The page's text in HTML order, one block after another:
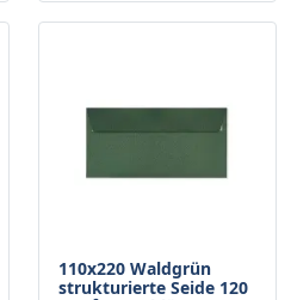
110x220 Waldgrün
strukturierte Seide 120